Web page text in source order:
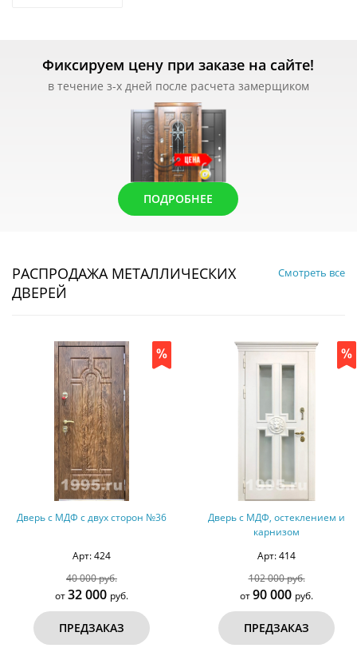
Фиксируем цену при заказе на сайте!
в течение з-х дней после расчета замерщиком
ПОДРОБНЕЕ
РАСПРОДАЖА МЕТАЛЛИЧЕСКИХ
ДВЕРЕЙ
Смотреть все
Дверь с МДФ с двух сторон №36
Арт: 424
40 000 руб.
от32 000 руб.
ПРЕДЗАКАЗ
Дверь с МДФ, остеклением и
карнизом
Арт: 414
102 000 руб.
от90 000 руб.
ПРЕДЗАКАЗ